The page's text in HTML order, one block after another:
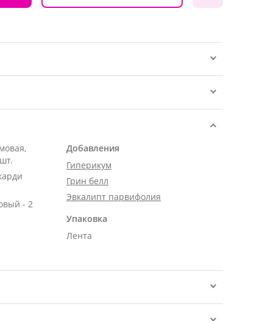
- 2
Добавления
Гиперикум
Грин белл
Эвкалипт парвифолия
Упаковка
Лента